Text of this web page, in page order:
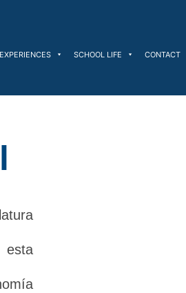
SCHOOL LIFE CONTACT
esta